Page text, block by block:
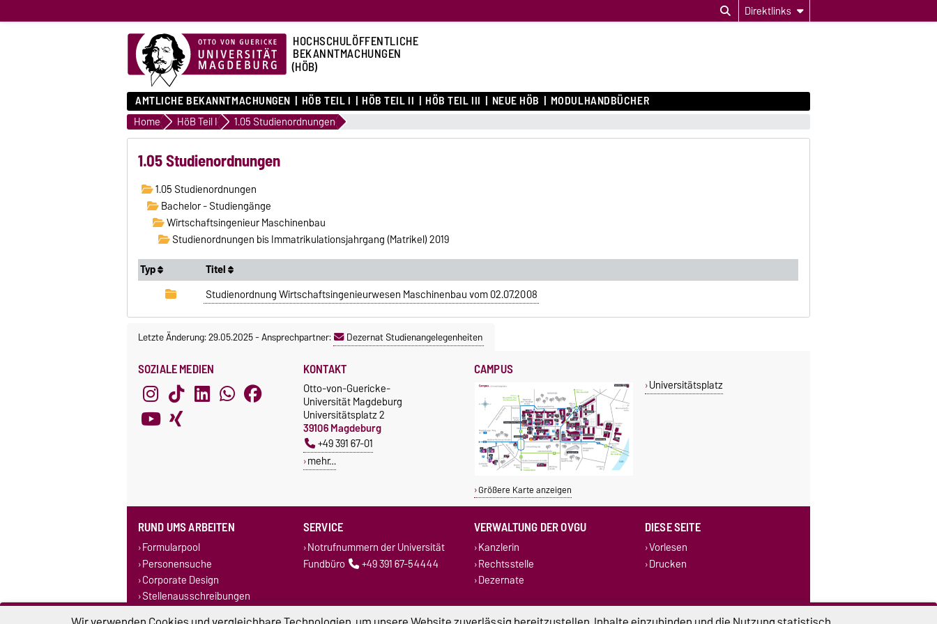
Direktlinks
HOCHSCHULÖFFENTLICHE
BEKANNTMACHUNGEN
(HÖB)
AMTLICHE BEKANNTMACHUNGEN HÖB TEIL I HÖB TEIL II HÖB TEIL III NEUE HÖB MODULHANDBÜCHER
Home HöB Teil I 1.05 Studienordnungen
1.05 Studienordnungen
1.05 Studienordnungen
Bachelor - Studiengänge
Wirtschaftsingenieur Maschinenbau
Studienordnungen bis Immatrikulationsjahrgang (Matrikel) 2019
Typ
Titel
Studienordnung Wirtschaftsingenieurwesen Maschinenbau vom 02.07.2008
Letzte Änderung: 29.05.2025-Ansprechpartner: Dezernat Studienangelegenheiten
SOZIALE MEDIEN KONTAKT
Otto-von-Guericke-
Universität Magdeburg
Universitätsplatz 2
39106 Magdeburg
+49 391 67-01
mehr…
CAMPUS
Größere Karte anzeigen
Universitätsplatz
RUND UMS ARBEITEN
Formularpool
Personensuche
Corporate Design
Stellenausschreibungen
SERVICE
Notrufnummern der Universität
Fundbüro
+49 391 67-54444
VERWALTUNG DER OVGU
Kanzlerin
Rechtsstelle
Dezernate
DIESE SEITE
Vorlesen
Drucken